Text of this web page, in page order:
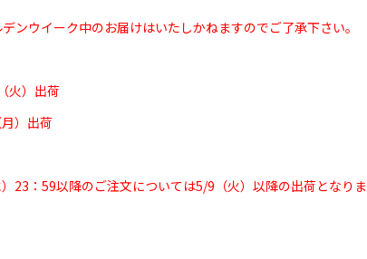
ウイーク中のお届けはいたしかねますのでご了承下さい。
火）出荷
）出荷
23：59以降のご注文については5/9（火）以降の出荷となりま